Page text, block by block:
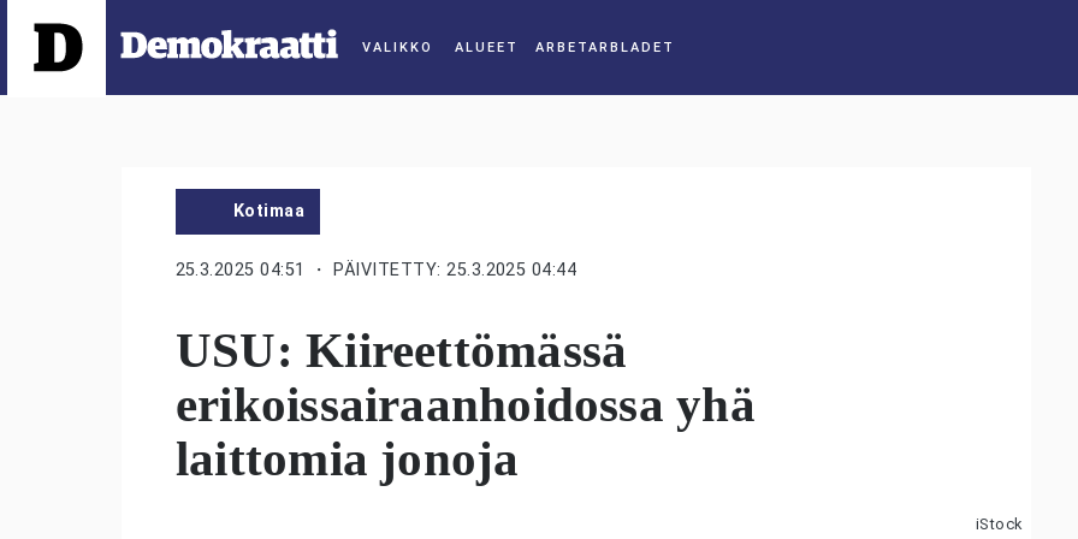
ALUEET
Kotimaa
25.3.2025 04:51 ・ PÄIVITETTY: 25.3.2025 04:44
USU: Kiireettömässä
erikoissairaanhoidossa yhä
laittomia jonoja
iStock